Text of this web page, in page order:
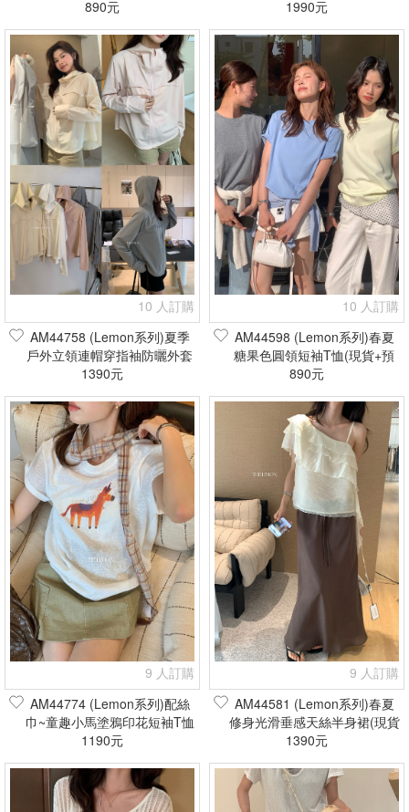
貨+預購)
890元
豹紋吊帶裙/連身裙(現貨+預
購)
1990元
10 人訂購
AM44758 (Lemon系列)夏季
戶外立領連帽穿指袖防曬外套
(現貨+預購)
1390元
10 人訂購
AM44598 (Lemon系列)春夏
糖果色圓領短袖T恤(現貨+預
購)
890元
9 人訂購
AM44774 (Lemon系列)配絲
巾~童趣小馬塗鴉印花短袖T恤
(現貨+預購)
1190元
9 人訂購
AM44581 (Lemon系列)春夏
修身光滑垂感天絲半身裙(現貨
+預購)
1390元